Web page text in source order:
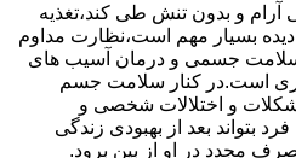
آرام و بدون تنش طی کند،تغذیه
بسیار مهم است،نظارت مداوم
جسمی و درمان آسیب های
است.در کنار سلامت جسم
و اختلالات شخصی و
بتواند بعد از بهبودی زندگی
مجدد در او از بین برود.